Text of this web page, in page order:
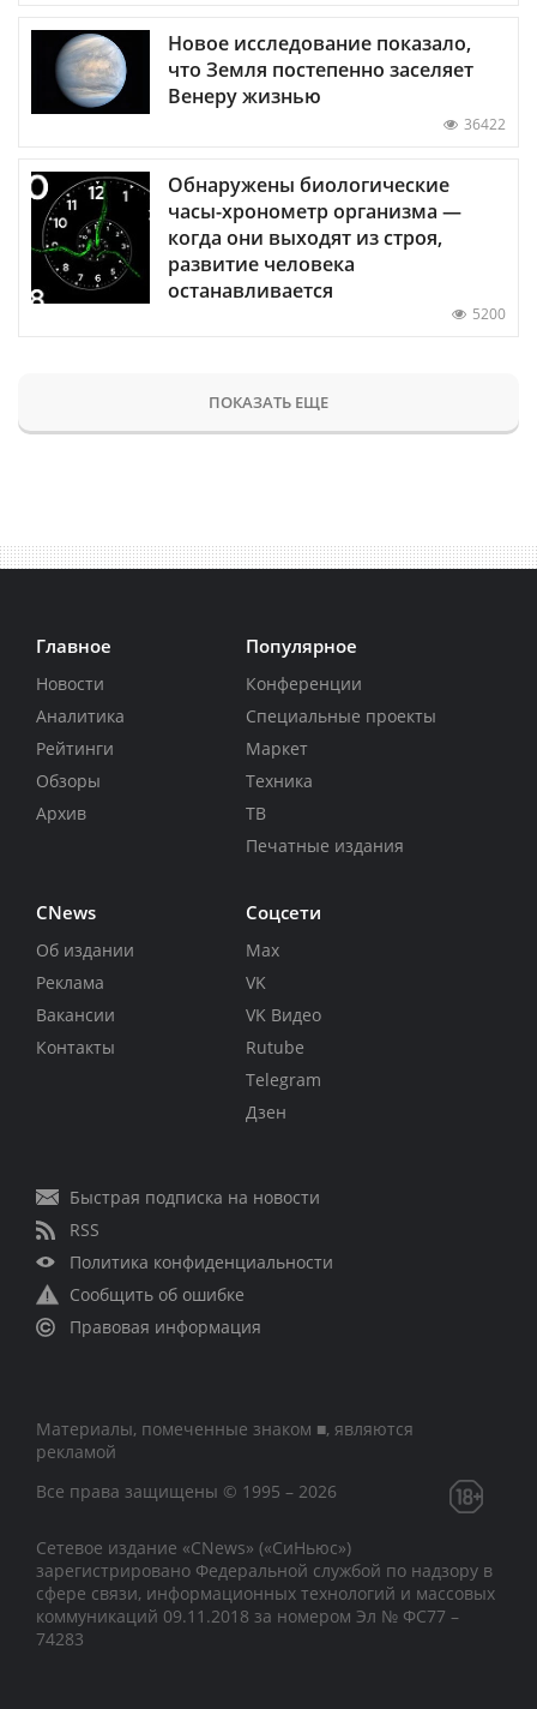
Новое исследование показало,
что Земля постепенно заселяет
Венеру жизнью
36422
Обнаружены биологические
часы-хронометр организма —
когда они выходят из строя,
развитие человека
останавливается
5200
ПОКАЗАТЬ ЕЩЕ
Главное
Новости
Аналитика
Рейтинги
Обзоры
Архив
Популярное
Конференции
Специальные проекты
Маркет
Техника
ТВ
Печатные издания
CNews
Об издании
Реклама
Вакансии
Контакты
Соцсети
Max
VK
VK Видео
Rutube
Telegram
Дзен
Быстрая подписка на новости
RSS
Политика конфиденциальности
Сообщить об ошибке
Правовая информация
Материалы, помеченные знаком ■, являются
рекламой
Все права защищены © 1995 – 2026
Сетевое издание «CNews» («СиНьюс»)
зарегистрировано Федеральной службой по надзору в
сфере связи, информационных технологий и массовых
коммуникаций 09.11.2018 за номером Эл № ФС77 –
74283